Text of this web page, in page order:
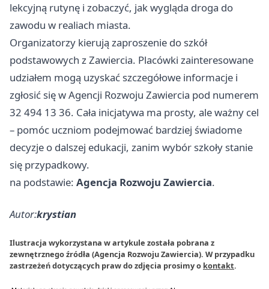
lekcyjną rutynę i zobaczyć, jak wygląda droga do
zawodu w realiach miasta.
Organizatorzy kierują zaproszenie do szkół
podstawowych z Zawiercia. Placówki zainteresowane
udziałem mogą uzyskać szczegółowe informacje i
zgłosić się w Agencji Rozwoju Zawiercia pod numerem
32 494 13 36. Cała inicjatywa ma prosty, ale ważny cel
– pomóc uczniom podejmować bardziej świadome
decyzje o dalszej edukacji, zanim wybór szkoły stanie
się przypadkowy.
na podstawie: Agencja Rozwoju Zawiercia.
Autor:krystian
Ilustracja wykorzystana w artykule została pobrana z
zewnętrznego źródła (Agencja Rozwoju Zawiercia). W przypadku
zastrzeżeń dotyczących praw do zdjęcia prosimy o kontakt.